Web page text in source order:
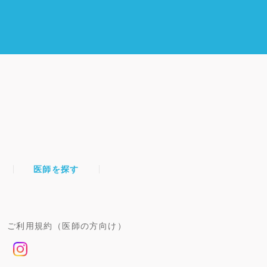
医師を探す
ご利用規約（医師の方向け）